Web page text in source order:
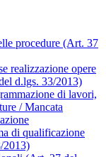
procedure (Art. 37
realizzazione opere
d.lgs. 33/2013)
di lavori,
/ Mancata
di qualificazione
2013)